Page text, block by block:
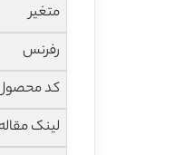
متغیر
رفرنس
کد
لینک